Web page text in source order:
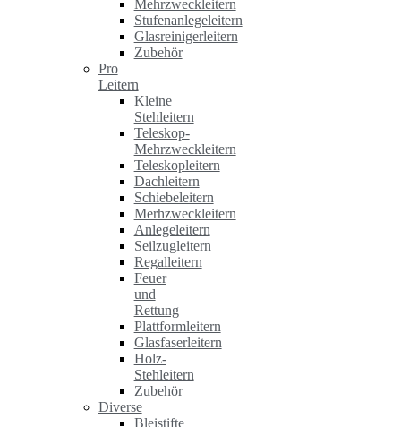
Mehrzweckleitern
Stufenanlegeleitern
Glasreinigerleitern
Zubehör
Pro
Leitern
Kleine
Stehleitern
Teleskop-
Mehrzweckleitern
Teleskopleitern
Dachleitern
Schiebeleitern
Merhzweckleitern
Anlegeleitern
Seilzugleitern
Regalleitern
Feuer
und
Rettung
Plattformleitern
Glasfaserleitern
Holz-
Stehleitern
Zubehör
Diverse
Bleistifte